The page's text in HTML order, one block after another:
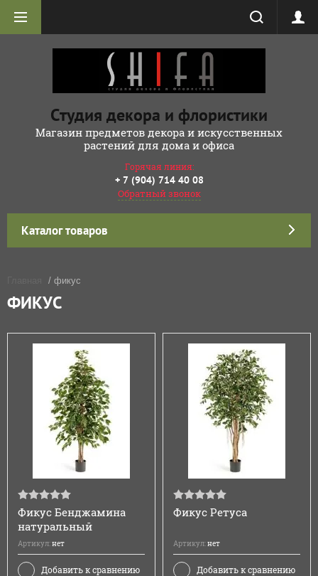
Студия декора и флористики
Магазин предметов декора и искусственных
растений для дома и офиса
Горячая линия:
+ 7 (904) 714 40 08
Обратный звонок
Каталог товаров
/ фикус
ФИКУС
Фикус Бенджамина
натуральный
Артикул:нет
Добавить к сравнению
Фикус Ретуса
Артикул:нет
Добавить к сравнению